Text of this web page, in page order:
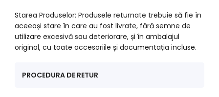
Starea Produselor: Produsele returnate trebuie să fie în
aceeași stare în care au fost livrate, fără semne de
utilizare excesivă sau deteriorare, și în ambalajul
original, cu toate accesoriile și documentația incluse.
PROCEDURA DE RETUR